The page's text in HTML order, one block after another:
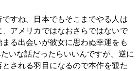
すね。日本でもそこまでやる人は
アメリカではなおさらではないで
る出会いが彼女に思わぬ幸運をも
いな話だったらいいんですが、逆に
される羽目になるので本作を観た